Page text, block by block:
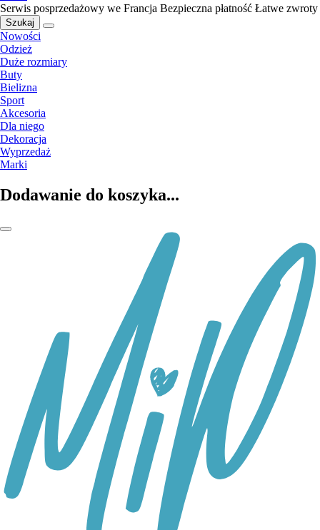
Serwis posprzedażowy we Francja Bezpieczna płatność Łatwe zwroty
Szukaj
Nowości
Odzież
Duże rozmiary
Buty
Bielizna
Sport
Akcesoria
Dla niego
Dekoracja
Wyprzedaż
Marki
Dodawanie do koszyka...